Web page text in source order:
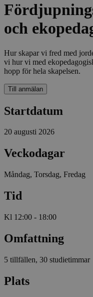
och
Hur skapar vi fred med
vi hur vi med
hopp för hela skapelsen.
Till anmälan
Startdatum
20 augusti 2026
Veckodagar
Måndag, Torsdag, Fredag
Tid
Kl 12:00 - 18:00
Omfattning
5 tillfällen, 30 studietimmar
Plats